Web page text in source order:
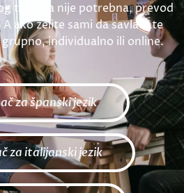
tumača nije potrebna, prevod
ako želite sami da savladate
individualno ili online.
za španski jezik
za italijanski jezik